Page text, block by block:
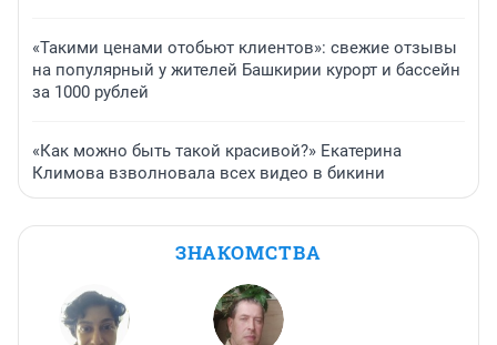
«Такими ценами отобьют клиентов»: свежие отзывы
на популярный у жителей Башкирии курорт и бассейн
за 1000 рублей
«Как можно быть такой красивой?» Екатерина
Климова взволновала всех видео в бикини
ЗНАКОМСТВА